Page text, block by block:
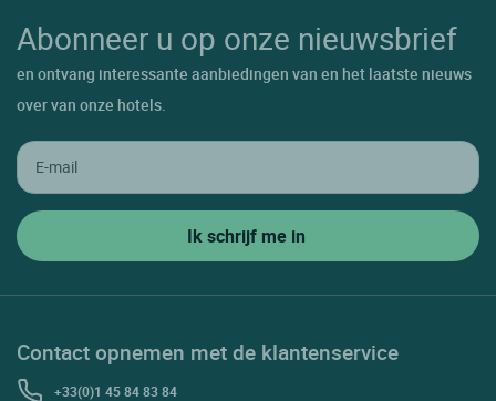
Abonneer u op onze nieuwsbrief
en ontvang interessante aanbiedingen van en het laatste nieuws
over van onze hotels.
Contact opnemen met de klantenservice
+33(0)1 45 84 83 84